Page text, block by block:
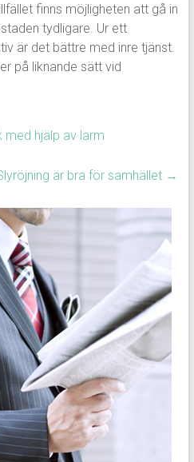
finns möjligheten att gå in
tydligare. Ur ett
är det bättre med inre tjänst.
på liknande sätt vid
hjälp av larm
är bra för samhället →